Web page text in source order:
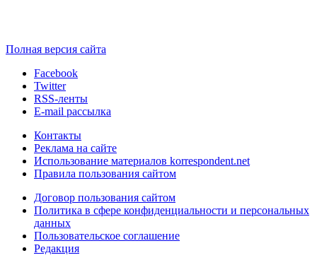
Полная версия сайта
Facebook
Twitter
RSS-ленты
E-mail рассылка
Контакты
Реклама на сайте
Использование материалов korrespondent.net
Правила пользования сайтом
Договор пользования сайтом
Политика в сфере конфиденциальности и персональных
данных
Пользовательское соглашение
Редакция